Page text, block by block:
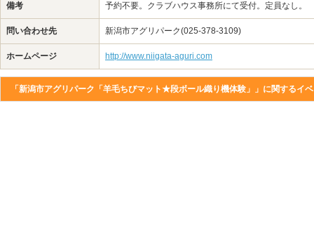
備考 予約不要。クラブハウス事務所にて受付。定員なし。
問い合わせ先 新潟市アグリパーク(025-378-3109)
ホームページ http://www.niigata-aguri.com
「新潟市アグリパーク「羊毛ちびマット★段ボール織り機体験」」に関するイ